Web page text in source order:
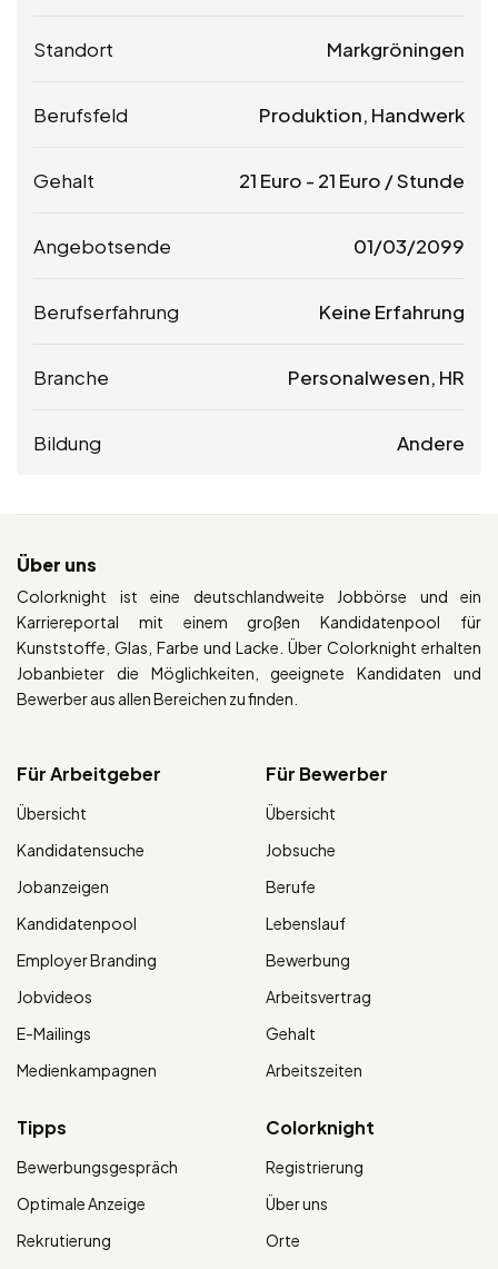
Standort Markgröningen
Berufsfeld Produktion, Handwerk
Gehalt 21 Euro - 21 Euro / Stunde
Angebotsende 01/03/2099
Berufserfahrung Keine Erfahrung
Branche Personalwesen, HR
Bildung Andere
Über uns
Colorknight ist eine deutschlandweite Jobbörse und ein
Karriereportal mit einem großen Kandidatenpool für
Kunststoffe, Glas, Farbe und Lacke. Über Colorknight erhalten
Jobanbieter die Möglichkeiten, geeignete Kandidaten und
Bewerber aus allen Bereichen zu finden.
Für Arbeitgeber
Übersicht
Kandidatensuche
Jobanzeigen
Kandidatenpool
Employer Branding
Jobvideos
E-Mailings
Medienkampagnen
Für Bewerber
Übersicht
Jobsuche
Berufe
Lebenslauf
Bewerbung
Arbeitsvertrag
Gehalt
Arbeitszeiten
Tipps
Bewerbungsgespräch
Optimale Anzeige
Rekrutierung
Colorknight
Registrierung
Über uns
Orte